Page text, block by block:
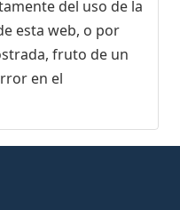
del uso de la
esta web, o por
fruto de un
en el